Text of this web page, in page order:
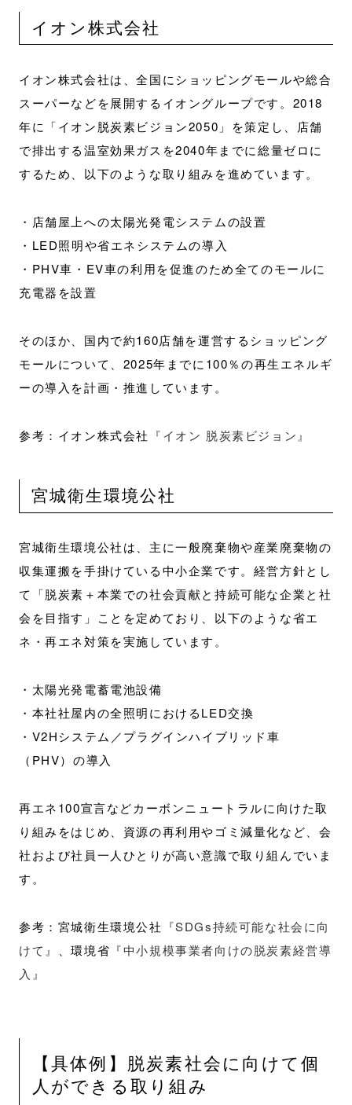
イオン株式会社
イオン株式会社は、全国にショッピングモールや総合
スーパーなどを展開するイオングループです。2018
年に「イオン脱炭素ビジョン2050」を策定し、店舗
で排出する温室効果ガスを2040年までに総量ゼロに
するため、以下のような取り組みを進めています。
・店舗屋上への太陽光発電システムの設置
・LED照明や省エネシステムの導入
・PHV車・EV車の利用を促進のため全てのモールに
充電器を設置
そのほか、国内で約160店舗を運営するショッピング
モールについて、2025年までに100％の再生エネルギ
ーの導入を計画・推進しています。
参考：イオン株式会社 『イオン 脱炭素ビジョン』
宮城衛生環境公社
宮城衛生環境公社は、主に一般廃棄物や産業廃棄物の
収集運搬を手掛けている中小企業です。経営方針とし
て「脱炭素＋本業での社会貢献と持続可能な企業と社
会を目指す」ことを定めており、以下のような省エ
ネ・再エネ対策を実施しています。
・太陽光発電蓄電池設備
・本社社屋内の全照明におけるLED交換
・V2Hシステム／プラグインハイブリッド車
（PHV）の導入
再エネ100宣言などカーボンニュートラルに向けた取
り組みをはじめ、資源の再利用やゴミ減量化など、会
社および社員一人ひとりが高い意識で取り組んでいま
す。
参考：宮城衛生環境公社 『SDGs持続可能な社会に向
けて』
、環境省 『中小規模事業者向けの脱炭素経営導
入』
【具体例】脱炭素社会に向けて個
人ができる取り組み